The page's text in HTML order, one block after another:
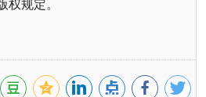
规定。